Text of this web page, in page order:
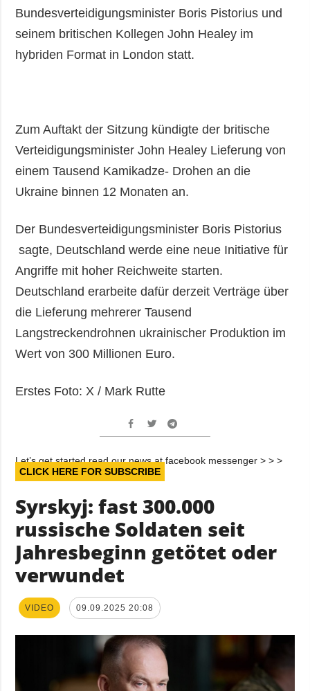
Bundesverteidigungsminister Boris Pistorius und
seinem britischen Kollegen John Healey im
hybriden Format in London statt.
Zum Auftakt der Sitzung kündigte der britische
Verteidigungsminister John Healey Lieferung von
einem Tausend Kamikadze- Drohen an die
Ukraine binnen 12 Monaten an.
Der Bundesverteidigungsminister Boris Pistorius
sagte, Deutschland werde eine neue Initiative für
Angriffe mit hoher Reichweite starten.
Deutschland erarbeite dafür derzeit Verträge über
die Lieferung mehrerer Tausend
Langstreckendrohnen ukrainischer Produktion im
Wert von 300 Millionen Euro.
Erstes Foto: Х / Mark Rutte
Let’s get started read our news at facebook messenger > > >
CLICK HERE FOR SUBSCRIBE
Syrskyj: fast 300.000
russische Soldaten seit
Jahresbeginn getötet oder
verwundet
VIDEO 09.09.2025 20:08